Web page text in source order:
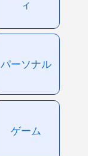
ィ
パーソナル
ゲーム